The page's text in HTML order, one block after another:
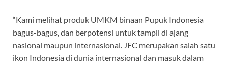
“Kami melihat produk UMKM binaan Pupuk Indonesia
bagus-bagus, dan berpotensi untuk tampil di ajang
nasional maupun internasional. JFC merupakan salah satu
ikon Indonesia di dunia internasional dan masuk dalam